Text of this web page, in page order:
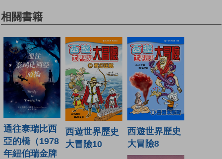
相關書籍
通往泰瑞比西
亞的橋（1978
年紐伯瑞金牌
西遊世界歷史
大冒險10
西遊世界歷史
大冒險8